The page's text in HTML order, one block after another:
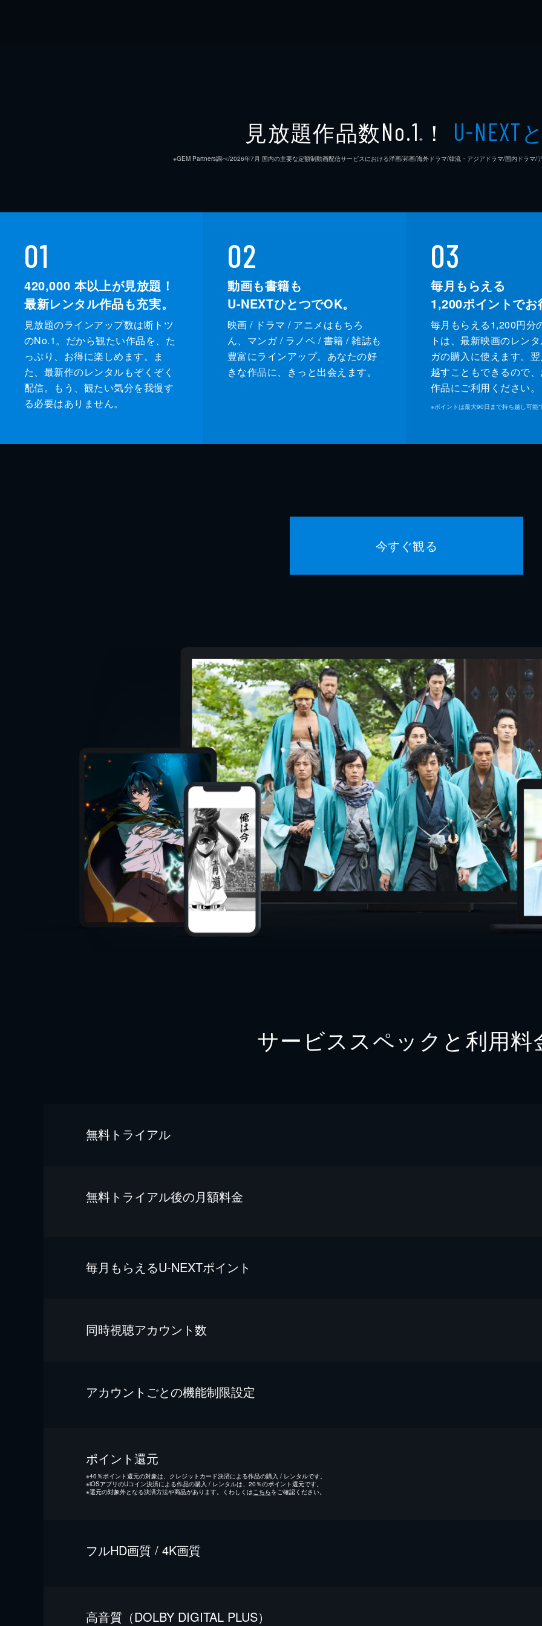
見放題作品数No.1 ※ ！ U-NEXT
※GEM Partners調べ/2026年7⽉ 国内の主要な定額制動画配信サービスにおける洋画/邦画/海外ドラマ/韓流・アジアドラマ/国内ドラマ/
01
420,000 本以上が見放題！
最新レンタル作品も充実。
見放題のラインアップ数は断トツ
のNo.1。だから観たい作品を、た
っぷり、お得に楽しめます。ま
た、最新作のレンタルもぞくぞく
配信。もう、観たい気分を我慢す
る必要はありません。
02
動画も書籍も
U-NEXTひとつでOK。
映画 / ドラマ / アニメはもちろ
ん、マンガ / ラノベ / 書籍 / 雑誌も
豊富にラインアップ。あなたの好
きな作品に、きっと出会えます。
03
毎月もらえる
1,200ポイントでお
毎月もらえる1,200円分
トは、最新映画のレン
ガの購入に使えます。
越すこともできるので
作品にご利用ください。
※ポイントは最大90日まで持ち越し可能
今すぐ観る
サービススペックと利用料
無料トライアル
無料トライアル後の⽉額料金
毎⽉もらえるU-NEXTポイント
同時視聴アカウント数
アカウントごとの機能制限設定
ポイント還元
※40％ポイント還元の対象は、クレジットカード決済による作品の購入 / レンタルです。
※iOSアプリのUコイン決済による作品の購入 / レンタルは、20％のポイント還元です。
※還元の対象外となる決済方法や商品があります。くわしくは こちらをご確認ください。
フルHD画質 / 4K画質
⾼⾳質（DOLBY DIGITAL PLUS）